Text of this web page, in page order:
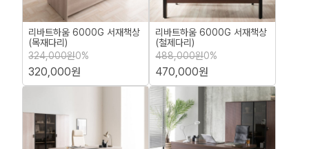
리바트하움 6000G 서재책상
(목재다리)
324,000원0%
320,000원
리바트하움 6000G 서재책상
(철제다리)
488,000원0%
470,000원